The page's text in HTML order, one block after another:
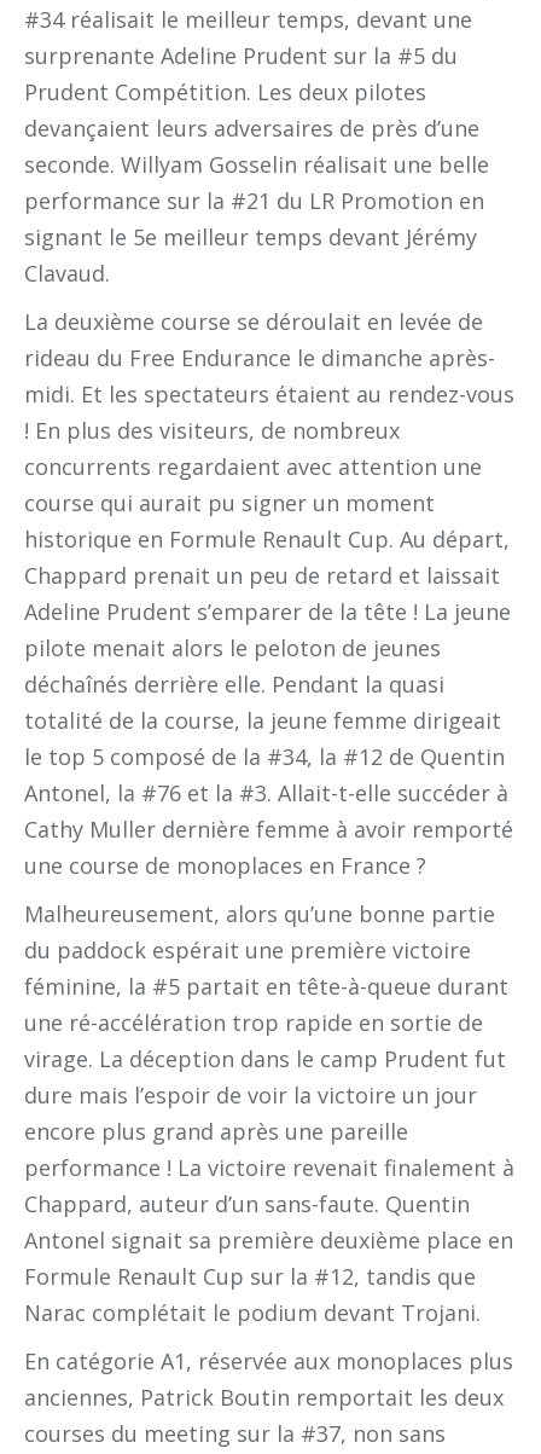
#34 réalisait le meilleur temps, devant une
surprenante Adeline Prudent sur la #5 du
Prudent Compétition. Les deux pilotes
devançaient leurs adversaires de près d’une
seconde. Willyam Gosselin réalisait une belle
performance sur la #21 du LR Promotion en
signant le 5e meilleur temps devant Jérémy
Clavaud.
La deuxième course se déroulait en levée de
rideau du Free Endurance le dimanche après-
midi. Et les spectateurs étaient au rendez-vous
! En plus des visiteurs, de nombreux
concurrents regardaient avec attention une
course qui aurait pu signer un moment
historique en Formule Renault Cup. Au départ,
Chappard prenait un peu de retard et laissait
Adeline Prudent s’emparer de la tête ! La jeune
pilote menait alors le peloton de jeunes
déchaînés derrière elle. Pendant la quasi
totalité de la course, la jeune femme dirigeait
le top 5 composé de la #34, la #12 de Quentin
Antonel, la #76 et la #3. Allait-t-elle succéder à
Cathy Muller dernière femme à avoir remporté
une course de monoplaces en France ?
Malheureusement, alors qu’une bonne partie
du paddock espérait une première victoire
féminine, la #5 partait en tête-à-queue durant
une ré-accélération trop rapide en sortie de
virage. La déception dans le camp Prudent fut
dure mais l’espoir de voir la victoire un jour
encore plus grand après une pareille
performance ! La victoire revenait finalement à
Chappard, auteur d’un sans-faute. Quentin
Antonel signait sa première deuxième place en
Formule Renault Cup sur la #12, tandis que
Narac complétait le podium devant Trojani.
En catégorie A1, réservée aux monoplaces plus
anciennes, Patrick Boutin remportait les deux
courses du meeting sur la #37, non sans